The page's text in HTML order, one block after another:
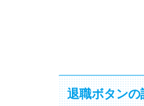
退職ボタンの